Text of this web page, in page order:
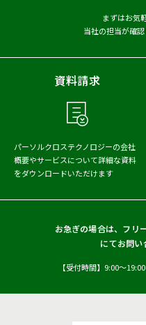
2026年
2023年
2020年
2017年
まずはお気
当社の担当が確
資料請求
パーソルクロステクノロジーの会社
概要やサービスについて詳細な資料
をダウンロードいただけます
お急ぎの場合は、フリ
にてお問い
【受付時間】9:00〜